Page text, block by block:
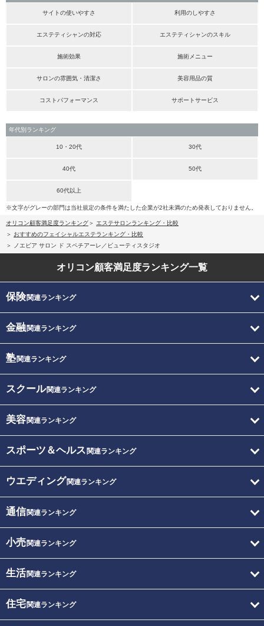
サイトの使いやすさ 利用のしやすさ
エステティシャンの対応 エステティシャンのスキル
施術効果 施術メニュー
サロンの雰囲気・清潔さ 美容用品の質
コストパフォーマンス サポートサービス
年代別ランキング
10・20代 30代
40代 50代
60代以上
※文字がグレーの部門は当社規定の条件を満たした企業が2社未満のため発表しておりません。
オリコン顧客満足度ランキング
エステサロンランキング・比較
おすすめのフェイシャルエステランキング・比較
ノエビア サロン ド スペチアーレ／ビューティスタジオ
オリコン顧客満足度ランキング一覧
保険関連ランキング
金融関連ランキング
塾関連ランキング
スクール関連ランキング
美容関連ランキング
スポーツ＆ヘルス 関連ランキング
ウエディング関連ランキング
通信関連ランキング
小売関連ランキング
生活関連ランキング
住宅関連ランキング